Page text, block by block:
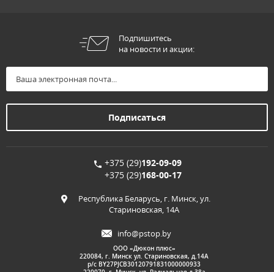
Подпишитесь
на новости и акции:
+375 (29)192-09-09
+375 (29)168-00-17
Республика Беларусь, г. Минск, ул.
Стариновская, 14А
info@pstop.by
ООО «Дюкон плюс»
220084, г. Минск ул. Стариновская, д.14А
р/с BY27PJCB30120791831000000933